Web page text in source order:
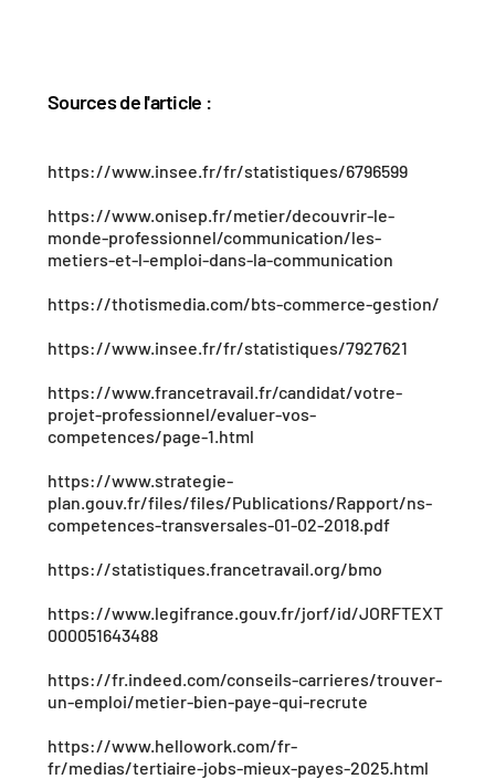
Sources de l'article :
https://www.insee.fr/fr/statistiques/6796599
https://www.onisep.fr/metier/decouvrir-le-
monde-professionnel/communication/les-
metiers-et-l-emploi-dans-la-communication
https://thotismedia.com/bts-commerce-gestion/
https://www.insee.fr/fr/statistiques/7927621
https://www.francetravail.fr/candidat/votre-
projet-professionnel/evaluer-vos-
competences/page-1.html
https://www.strategie-
plan.gouv.fr/files/files/Publications/Rapport/ns-
competences-transversales-01-02-2018.pdf
https://statistiques.francetravail.org/bmo
https://www.legifrance.gouv.fr/jorf/id/JORFTEXT
000051643488
https://fr.indeed.com/conseils-carrieres/trouver-
un-emploi/metier-bien-paye-qui-recrute
https://www.hellowork.com/fr-
fr/medias/tertiaire-jobs-mieux-payes-2025.html